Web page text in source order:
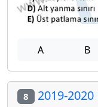
A B
8 2019-2020